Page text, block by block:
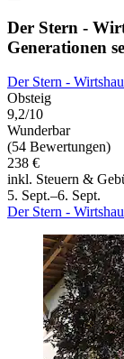
Der Stern -
Generationen
Der Stern -
Obsteig
9,2/10
Wunderbar
(54 Bewertungen)
238 €
inkl. Steuern &
5. Sept.–6. Sept.
Der Stern -